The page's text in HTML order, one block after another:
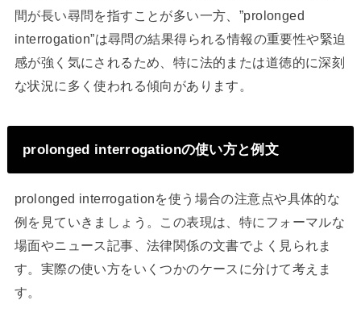
間が長い尋問を指すことが多い一方、”prolonged
interrogation”は尋問の結果得られる情報の重要性や緊迫
感が強く気にされるため、特に法的または道徳的に深刻
な状況に多く使われる傾向があります。
prolonged interrogationの使い方と例文
prolonged interrogationを使う場合の注意点や具体的な
例を見ていきましょう。この表現は、特にフォーマルな
場面やニュース記事、法律関係の文書でよく見られま
す。実際の使い方をいくつかのケースに分けて考えま
す。